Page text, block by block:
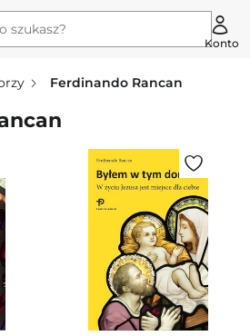
szukasz?
Konto
Ferdinando Rancan